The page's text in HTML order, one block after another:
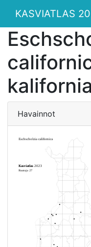
KASVIATLAS
Havainnot